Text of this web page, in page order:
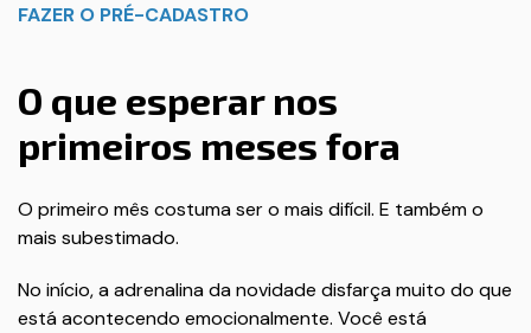
FAZER O PRÉ-CADASTRO
O que esperar nos
primeiros meses fora
O primeiro mês costuma ser o mais difícil. E também o
mais subestimado.
No início, a adrenalina da novidade disfarça muito do que
está acontecendo emocionalmente. Você está